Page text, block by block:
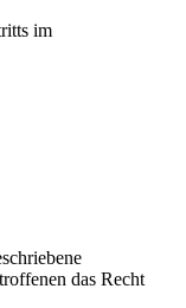
im
das Recht